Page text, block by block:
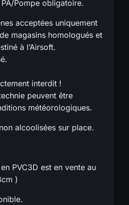
Pompe obligatoire.
acceptées uniquement
magasins homologués et
à l’Airsoft.
interdit !
peuvent être
météorologiques.
alcoolisées sur place.
PVC3D est en vente au
)